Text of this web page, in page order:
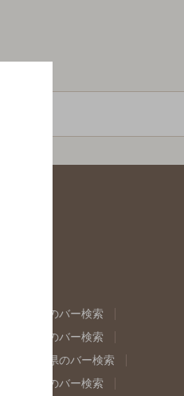
福島県のバー検索
東京都のバー検索
岐阜県のバー検索
奈良県のバー検索